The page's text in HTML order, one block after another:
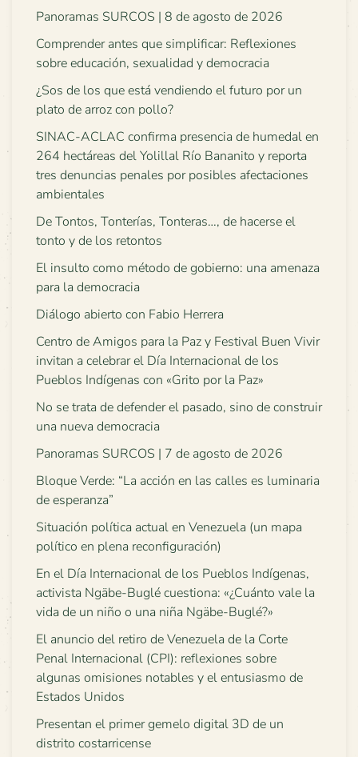
Panoramas SURCOS | 8 de agosto de 2026
Comprender antes que simplificar: Reflexiones
sobre educación, sexualidad y democracia
¿Sos de los que está vendiendo el futuro por un
plato de arroz con pollo?
SINAC-ACLAC confirma presencia de humedal en
264 hectáreas del Yolillal Río Bananito y reporta
tres denuncias penales por posibles afectaciones
ambientales
De Tontos, Tonterías, Tonteras…, de hacerse el
tonto y de los retontos
El insulto como método de gobierno: una amenaza
para la democracia
Diálogo abierto con Fabio Herrera
Centro de Amigos para la Paz y Festival Buen Vivir
invitan a celebrar el Día Internacional de los
Pueblos Indígenas con «Grito por la Paz»
No se trata de defender el pasado, sino de construir
una nueva democracia
Panoramas SURCOS | 7 de agosto de 2026
Bloque Verde: “La acción en las calles es luminaria
de esperanza”
Situación política actual en Venezuela (un mapa
político en plena reconfiguración)
En el Día Internacional de los Pueblos Indígenas,
activista Ngäbe-Buglé cuestiona: «¿Cuánto vale la
vida de un niño o una niña Ngäbe-Buglé?»
El anuncio del retiro de Venezuela de la Corte
Penal Internacional (CPI): reflexiones sobre
algunas omisiones notables y el entusiasmo de
Estados Unidos
Presentan el primer gemelo digital 3D de un
distrito costarricense